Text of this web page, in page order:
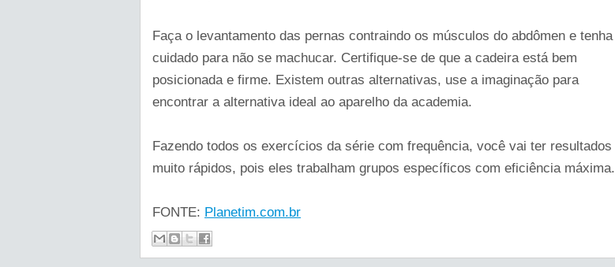
Faça o levantamento das pernas contraindo os músculos do abdômen e tenha
cuidado para não se machucar. Certifique-se de que a cadeira está bem
posicionada e firme. Existem outras alternativas, use a imaginação para
encontrar a alternativa ideal ao aparelho da academia.
Fazendo todos os exercícios da série com frequência, você vai ter resultados
muito rápidos, pois eles trabalham grupos específicos com eficiência máxima.
FONTE: Planetim.com.br